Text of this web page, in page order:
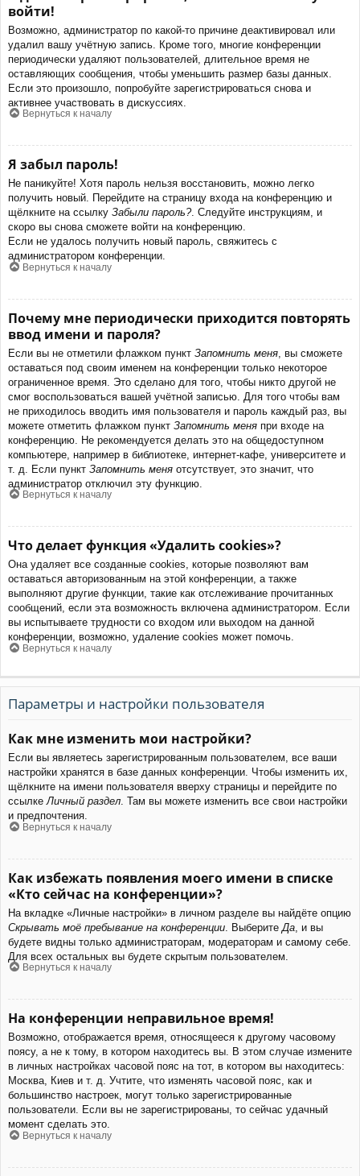
войти!
Возможно, администратор по какой-то причине деактивировал или
удалил вашу учётную запись. Кроме того, многие конференции
периодически удаляют пользователей, длительное время не
оставляющих сообщения, чтобы уменьшить размер базы данных.
Если это произошло, попробуйте зарегистрироваться снова и
активнее участвовать в дискуссиях.
Вернуться к началу
Я забыл пароль!
Не паникуйте! Хотя пароль нельзя восстановить, можно легко
получить новый. Перейдите на страницу входа на конференцию и
щёлкните на ссылку Забыли пароль?. Следуйте инструкциям, и
скоро вы снова сможете войти на конференцию.
Если не удалось получить новый пароль, свяжитесь с
администратором конференции.
Вернуться к началу
Почему мне периодически приходится повторять
ввод имени и пароля?
Если вы не отметили флажком пункт Запомнить меня , вы сможете
оставаться под своим именем на конференции только некоторое
ограниченное время. Это сделано для того, чтобы никто другой не
смог воспользоваться вашей учётной записью. Для того чтобы вам
не приходилось вводить имя пользователя и пароль каждый раз, вы
можете отметить флажком пункт Запомнить меня при входе на
конференцию. Не рекомендуется делать это на общедоступном
компьютере, например в библиотеке, интернет-кафе, университете и
т. д. Если пункт Запомнить меня отсутствует, это значит, что
администратор отключил эту функцию.
Вернуться к началу
Что делает функция «Удалить cookies»?
Она удаляет все созданные cookies, которые позволяют вам
оставаться авторизованным на этой конференции, а также
выполняют другие функции, такие как отслеживание прочитанных
сообщений, если эта возможность включена администратором. Если
вы испытываете трудности со входом или выходом на данной
конференции, возможно, удаление cookies может помочь.
Вернуться к началу
Параметры и настройки пользователя
Как мне изменить мои настройки?
Если вы являетесь зарегистрированным пользователем, все ваши
настройки хранятся в базе данных конференции. Чтобы изменить их,
щёлкните на имени пользователя вверху страницы и перейдите по
ссылкеЛичный раздел. Там вы можете изменить все свои настройки
и предпочтения.
Вернуться к началу
Как избежать появления моего имени в списке
«Кто сейчас на конференции»?
На вкладке «Личные настройки» в личном разделе вы найдёте опцию
Скрывать моё пребывание на конференции . Выберите Да , и вы
будете видны только администраторам, модераторам и самому себе.
Для всех остальных вы будете скрытым пользователем.
Вернуться к началу
На конференции неправильное время!
Возможно, отображается время, относящееся к другому часовому
поясу, а не к тому, в котором находитесь вы. В этом случае измените
в личных настройках часовой пояс на тот, в котором вы находитесь:
Москва, Киев и т. д. Учтите, что изменять часовой пояс, как и
большинство настроек, могут только зарегистрированные
пользователи. Если вы не зарегистрированы, то сейчас удачный
момент сделать это.
Вернуться к началу